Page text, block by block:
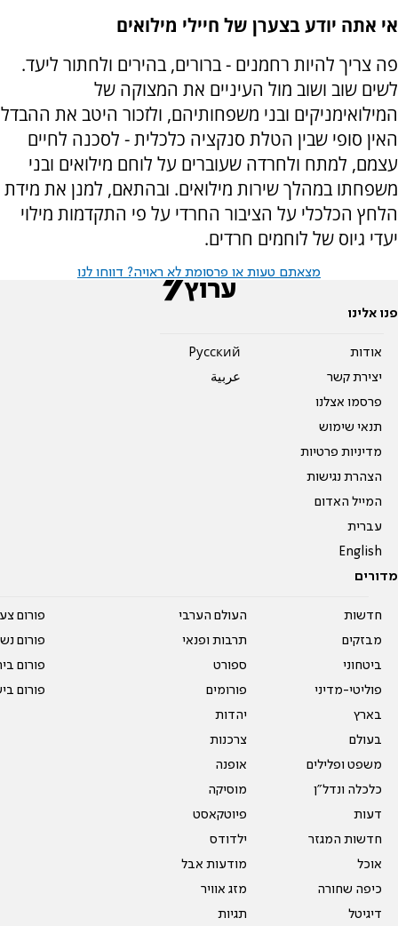
אי אתה יודע בצערן של חיילי מילואים
פה צריך להיות רחמנים - ברורים, בהירים ולחתור ליעד.
לשים שוב ושוב מול העיניים את המצוקה של
המילואימניקים ובני משפחותיהם, ולזכור היטב את ההבדל
האין סופי שבין הטלת סנקציה כלכלית - לסכנה לחיים
עצמם, למתח ולחרדה שעוברים על לוחם מילואים ובני
משפחתו במהלך שירות מילואים. ובהתאם, למנן את מידת
הלחץ הכלכלי על הציבור החרדי על פי התקדמות מילוי
יעדי גיוס של לוחמים חרדים.
מצאתם טעות או פרסומת לא ראויה? דווחו לנו
פנו אלינו
אודות
יצירת קשר
פרסמו אצלנו
תנאי שימוש
מדיניות פרטיות
הצהרת נגישות
המייל האדום
עברית
English
Pусский
عربية
מדורים
חדשות
מבזקים
ביטחוני
פוליטי-מדיני
בארץ
בעולם
משפט ופלילים
כלכלה ונדל"ן
דעות
חדשות המגזר
אוכל
כיפה שחורה
דיגיטל
העולם הערבי
תרבות ופנאי
ספורט
פורומים
יהדות
צרכנות
אופנה
מוסיקה
פיוטקאסט
ילדודס
מודעות אבל
מזג אוויר
תגיות
פורום
פורום
פורום
פורום